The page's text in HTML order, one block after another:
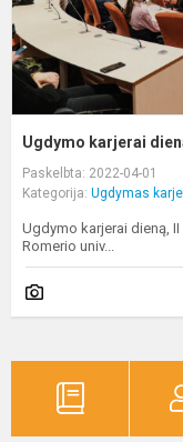
Ugdymo karjerai
Paskelbta: 2022-04-01
Kategorija: Ugdymas
Ugdymo karjerai dieną,
Romerio univ...